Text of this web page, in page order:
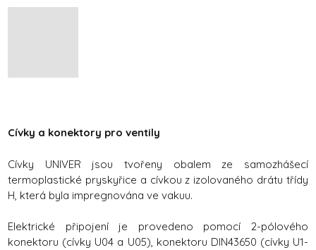
Cívky a konektory pro ventily
Cívky UNIVER jsou tvořeny obalem ze samozhášecí
termoplastické pryskyřice a cívkou z izolovaného drátu třídy
H, která byla impregnována ve vakuu.
Elektrické připojení je provedeno pomocí 2-pólového
konektoru (cívky U04 a U05), konektoru DIN43650 (cívky U1-